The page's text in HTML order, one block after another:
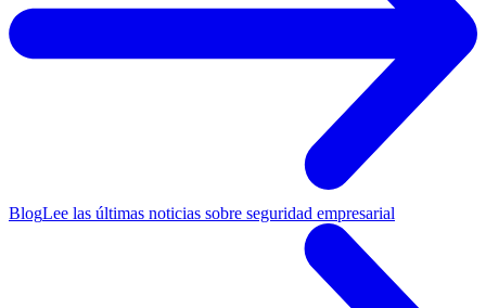
BlogLee las últimas noticias sobre seguridad empresarial